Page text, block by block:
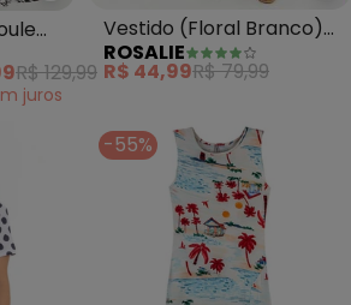
R$ 129,99
juros
Vestido (Floral Branco)
com Gota
ROSALIE
R$ 44,99R$ 79,99
-55%